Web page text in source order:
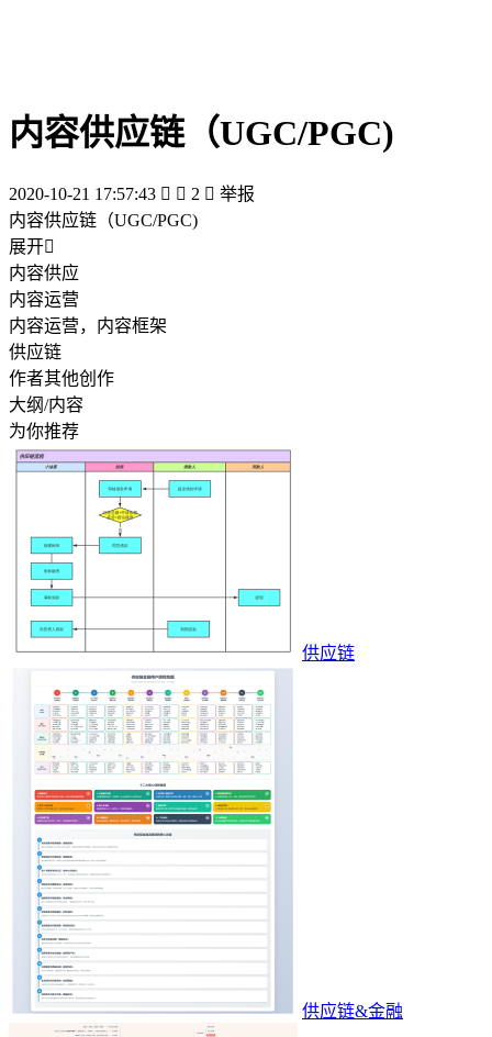
内容供应链（UGC/PGC)
2020-10-21 17:57:43   2  举报
内容供应链（UGC/PGC)
展开
内容供应
内容运营
内容运营，内容框架
供应链
作者其他创作
大纲/内容
为你推荐
供应链
供应链&金融